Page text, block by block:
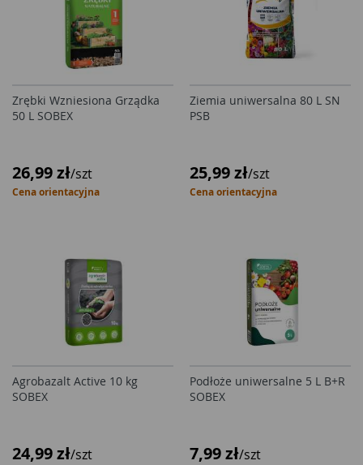
Zrębki Wzniesiona Grządka
50 L SOBEX
26,99 zł/szt
Cena orientacyjna
Ziemia uniwersalna 80 L SN
PSB
25,99 zł/szt
Cena orientacyjna
Agrobazalt Active 10 kg
SOBEX
24,99 zł/szt
Podłoże uniwersalne 5 L B+R
SOBEX
7,99 zł/szt